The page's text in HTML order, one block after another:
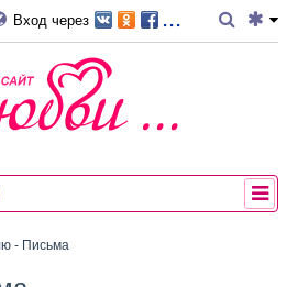
Вход через ...
- Письма